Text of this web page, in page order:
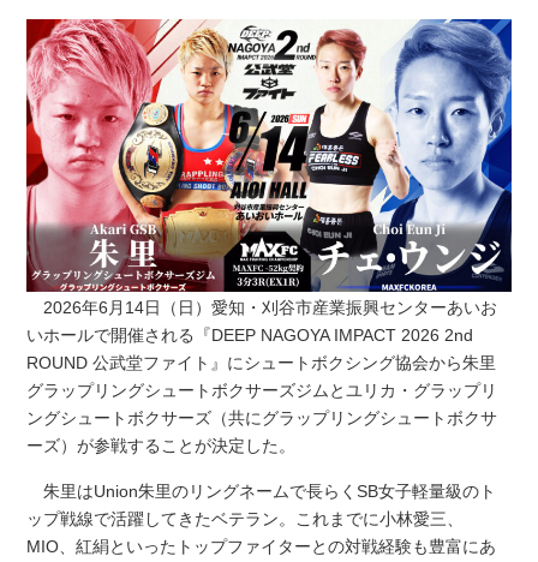
2026年6月14日（日）愛知・刈谷市産業振興センターあいお
いホールで開催される『DEEP NAGOYA IMPACT 2026 2nd
ROUND 公武堂ファイト』にシュートボクシング協会から朱里
グラップリングシュートボクサーズジムとユリカ・グラップリ
ングシュートボクサーズ（共にグラップリングシュートボクサ
ーズ）が参戦することが決定した。
朱里はUnion朱里のリングネームで長らくSB女子軽量級のト
ップ戦線で活躍してきたベテラン。これまでに小林愛三、
MIO、紅絹といったトップファイターとの対戦経験も豊富にあ